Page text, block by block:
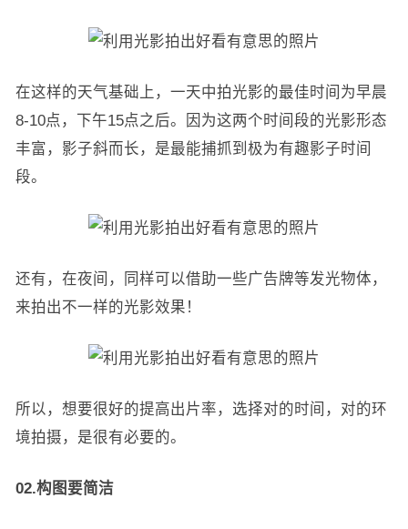
在这样的天气基础上，一天中拍光影的最佳时间为早晨
8-10点，下午15点之后。因为这两个时间段的光影形态
丰富，影子斜而长，是最能捕抓到极为有趣影子时间
段。
还有，在夜间，同样可以借助一些广告牌等发光物体，
来拍出不一样的光影效果！
所以，想要很好的提高出片率，选择对的时间，对的环
境拍摄，是很有必要的。
02.构图要简洁